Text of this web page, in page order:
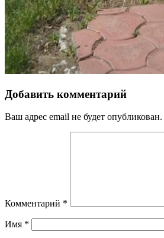
Добавить комментарий
Ваш адрес email не будет опубликован.
Комментарий *
Имя *